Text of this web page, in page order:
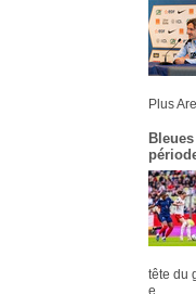
Plus
tête du
e...